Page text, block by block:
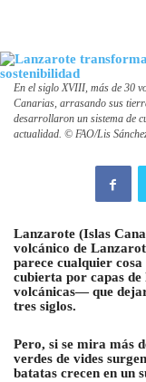
En el siglo XVIII, más de 30
Canarias, arrasando sus
desarrollaron un sistema de
actualidad. © FAO/Lis
Lanzarote (Islas
volcánico de
parece cualquier
cubierta por capas
volcánicas— que
tres siglos.
Pero, si se mira más
verdes de vides
batatas crecen en un